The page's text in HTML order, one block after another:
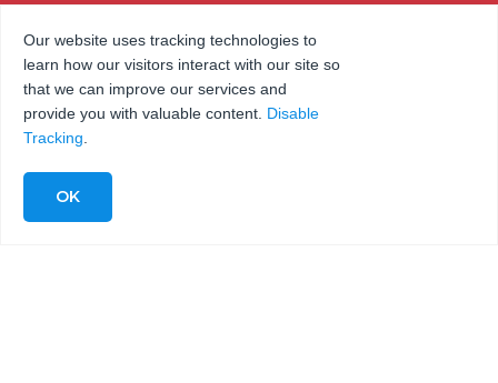
Our website uses tracking technologies to
learn how our visitors interact with our site so
that we can improve our services and
provide you with valuable content. Disable
Tracking